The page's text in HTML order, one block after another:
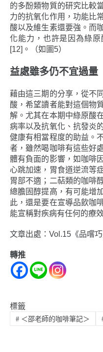
的多酚類物質的研究比較
力的抗氧化作用，功能比
酸以及維生素還要強。而
化能力，也許是因為綠
[12]。（如圖5）
益處雖多仍不宜過量
藉由這三期的分享，從不
酸，希望讀者能對這個物
解。尤其在本期中綠原酸
病率以及抗氧化、抗發炎
健康有相當程度的助益。
者，雖然喝咖啡有這些好
體有負面的影響，如咖啡
心跳加速，胃食道逆流等
胃部不適；二萜類的咖啡
總膽固醇提高，有可能增
此，還是要在宣導品飲咖
能宣稱對疾病有任何的療
文章出處：Vol.15《品嚐巧
轉推
標籤
#＜邵老師的咖啡筆記＞